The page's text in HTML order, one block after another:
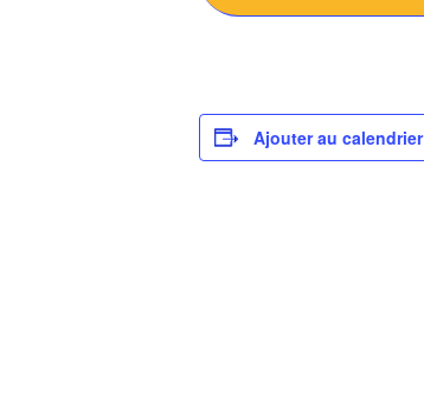
Ajouter au calendrier